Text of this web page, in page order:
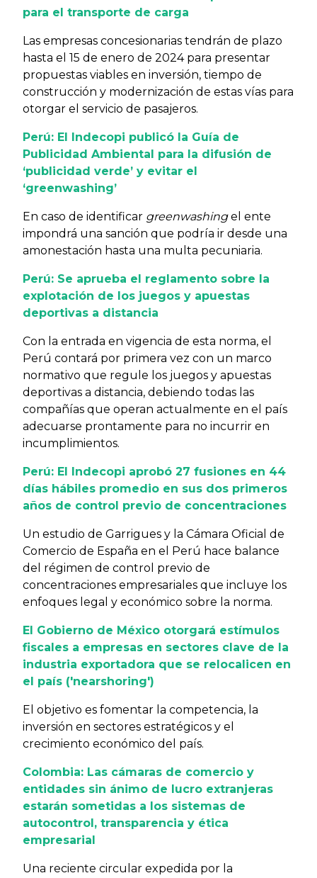
para el transporte de carga
Las empresas concesionarias tendrán de plazo
hasta el 15 de enero de 2024 para presentar
propuestas viables en inversión, tiempo de
construcción y modernización de estas vías para
otorgar el servicio de pasajeros.
Perú: El Indecopi publicó la Guía de
Publicidad Ambiental para la difusión de
‘publicidad verde’ y evitar el
‘greenwashing’
En caso de identificar greenwashingel ente
impondrá una sanción que podría ir desde una
amonestación hasta una multa pecuniaria.
Perú: Se aprueba el reglamento sobre la
explotación de los juegos y apuestas
deportivas a distancia
Con la entrada en vigencia de esta norma, el
Perú contará por primera vez con un marco
normativo que regule los juegos y apuestas
deportivas a distancia, debiendo todas las
compañías que operan actualmente en el país
adecuarse prontamente para no incurrir en
incumplimientos.
Perú: El Indecopi aprobó 27 fusiones en 44
días hábiles promedio en sus dos primeros
años de control previo de concentraciones
Un estudio de Garrigues y la Cámara Oficial de
Comercio de España en el Perú hace balance
del régimen de control previo de
concentraciones empresariales que incluye los
enfoques legal y económico sobre la norma.
El Gobierno de México otorgará estímulos
fiscales a empresas en sectores clave de la
industria exportadora que se relocalicen en
el país ('nearshoring')
El objetivo es fomentar la competencia, la
inversión en sectores estratégicos y el
crecimiento económico del país.
Colombia: Las cámaras de comercio y
entidades sin ánimo de lucro extranjeras
estarán sometidas a los sistemas de
autocontrol, transparencia y ética
empresarial
Una reciente circular expedida por la